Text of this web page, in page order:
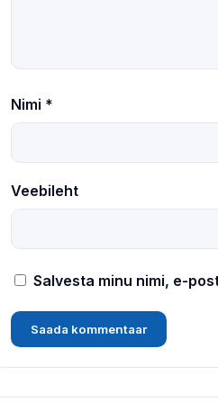
Nimi *
Veebileht
Salvesta minu nimi, e-